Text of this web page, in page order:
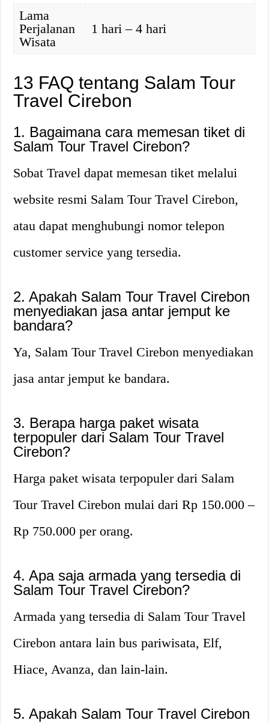
Lama
Perjalanan
Wisata
1 hari – 4 hari
13 FAQ tentang Salam Tour
Travel Cirebon
1. Bagaimana cara memesan tiket di
Salam Tour Travel Cirebon?
Sobat Travel dapat memesan tiket melalui
website resmi Salam Tour Travel Cirebon,
atau dapat menghubungi nomor telepon
customer service yang tersedia.
2. Apakah Salam Tour Travel Cirebon
menyediakan jasa antar jemput ke
bandara?
Ya, Salam Tour Travel Cirebon menyediakan
jasa antar jemput ke bandara.
3. Berapa harga paket wisata
terpopuler dari Salam Tour Travel
Cirebon?
Harga paket wisata terpopuler dari Salam
Tour Travel Cirebon mulai dari Rp 150.000 –
Rp 750.000 per orang.
4. Apa saja armada yang tersedia di
Salam Tour Travel Cirebon?
Armada yang tersedia di Salam Tour Travel
Cirebon antara lain bus pariwisata, Elf,
Hiace, Avanza, dan lain-lain.
5. Apakah Salam Tour Travel Cirebon